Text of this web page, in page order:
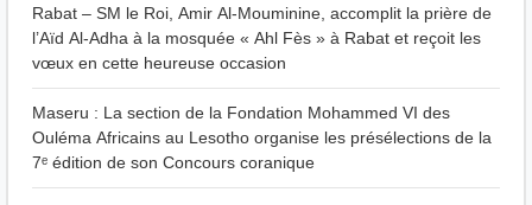
Rabat – SM le Roi, Amir Al-Mouminine, accomplit la prière de
l’Aïd Al-Adha à la mosquée « Ahl Fès » à Rabat et reçoit les
vœux en cette heureuse occasion
Maseru : La section de la Fondation Mohammed VI des
Ouléma Africains au Lesotho organise les présélections de la
7ᵉ édition de son Concours coranique